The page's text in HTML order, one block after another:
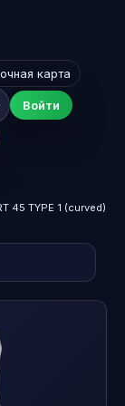
карта
Войти
45 TYPE 1 (curved)